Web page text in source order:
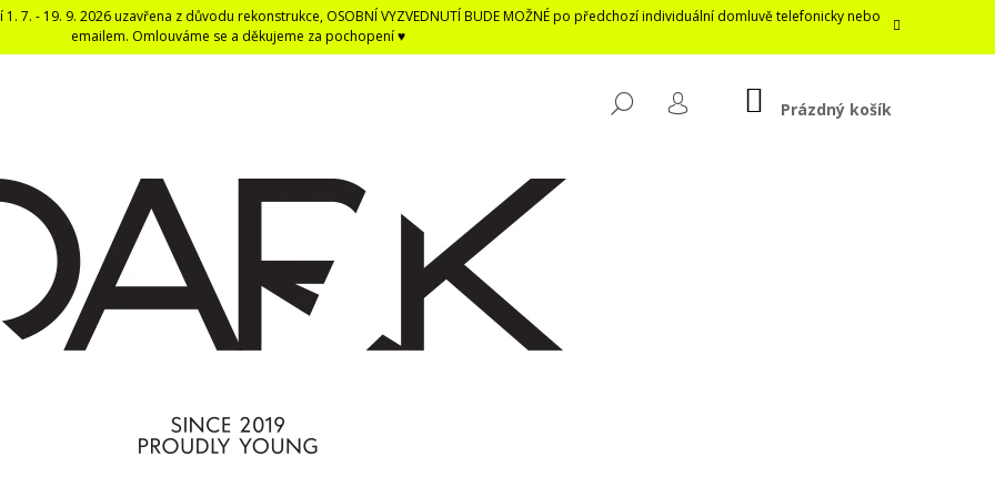
7. - 19. 9. 2026 uzavřena z důvodu rekonstrukce, OSOBNÍ VYZVEDNUTÍ BUDE MOŽNÉ po předchozí individuální domluvě telefonicky nebo
emailem. Omlouváme se a děkujeme za pochopení ♥
HLEDAT
PŘIHLÁŠENÍ
NÁKUPNÍ
KOŠÍK
Prázdný košík
HLEDAT
DOPORUČUJEME